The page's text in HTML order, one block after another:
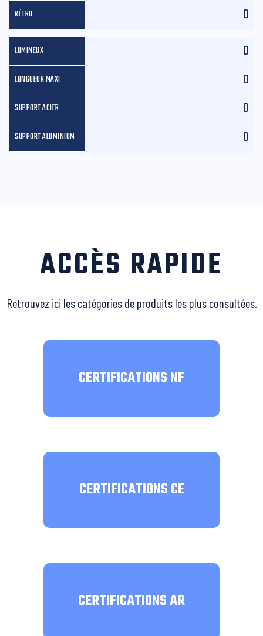
0
0
0
0
0
ACCÈS RAPIDE
Retrouvez ici les catégories de produits les plus consultées.
CERTIFICATIONS NF
CERTIFICATIONS CE
CERTIFICATIONS AR